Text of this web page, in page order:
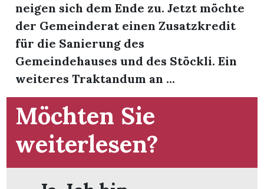
Newsletter
Bremgarten
neigen sich dem Ende zu. Jetzt möchte
der Gemeinderat einen Zusatzkredit
für die Sanierung des
Gemeindehauses und des Stöckli. Ein
weiteres Traktandum an ...
Möchten Sie
weiterlesen?